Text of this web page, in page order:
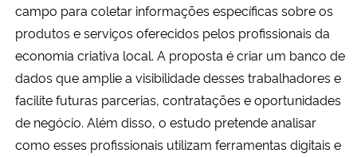
campo para coletar informações específicas sobre os
produtos e serviços oferecidos pelos profissionais da
economia criativa local. A proposta é criar um banco de
dados que amplie a visibilidade desses trabalhadores e
facilite futuras parcerias, contratações e oportunidades
de negócio. Além disso, o estudo pretende analisar
como esses profissionais utilizam ferramentas digitais e